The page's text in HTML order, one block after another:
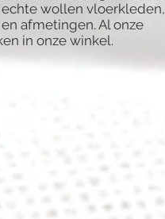
wollen vloerkleden,
afmetingen. Al onze
in onze winkel.